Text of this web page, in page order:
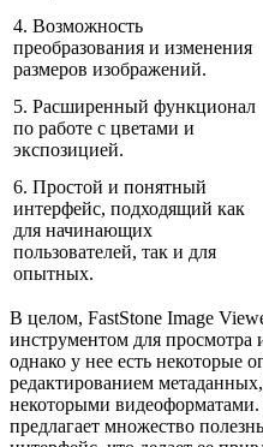
4. Возможность
преобразования и изменения
размеров изображений.
5. Расширенный функционал
по работе с цветами и
экспозицией.
6. Простой и понятный
интерфейс, подходящий как
для начинающих
пользователей, так и для
опытных.
В целом, FastStone Image
инструментом для просмотра
однако у нее есть некоторые
редактированием
некоторыми
предлагает множество